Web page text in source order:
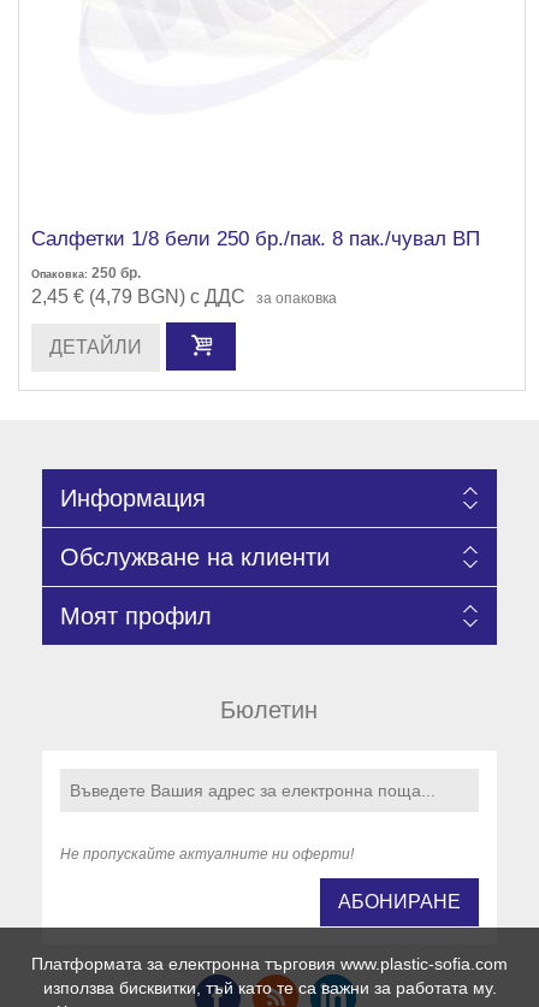
Салфетки 1/8 бели 250 бр./пак. 8 пак./чувал ВП
Опаковка: 250 бр.
2,45 € (4,79 BGN) с ДДС за опаковка
ДЕТАЙЛИ
Информация
Обслужване на клиенти
Моят профил
Бюлетин
Не пропускайте актуалните ни оферти!
АБОНИРАНЕ
Платформата за електронна търговия www.plastic-sofia.com
използва бисквитки, тъй като те са важни за работата му.